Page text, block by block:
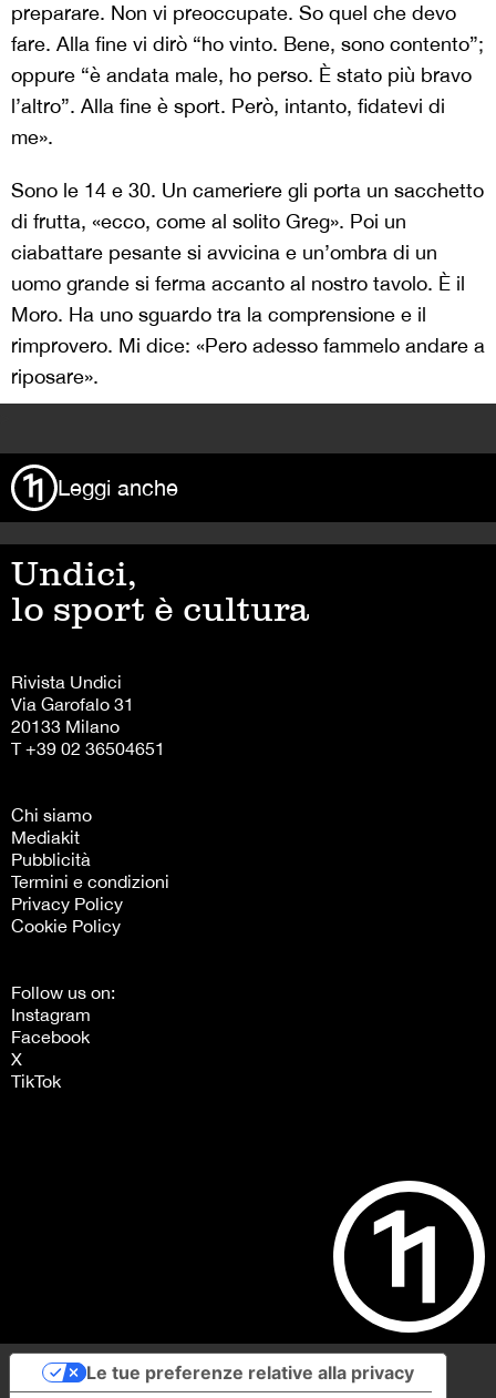
preparare. Non vi preoccupate. So quel che devo
fare. Alla fine vi dirò “ho vinto. Bene, sono contento”;
oppure “è andata male, ho perso. È stato più bravo
l’altro”. Alla fine è sport. Però, intanto, fidatevi di
me».
Sono le 14 e 30. Un cameriere gli porta un sacchetto
di frutta, «ecco, come al solito Greg». Poi un
ciabattare pesante si avvicina e un’ombra di un
uomo grande si ferma accanto al nostro tavolo. È il
Moro. Ha uno sguardo tra la comprensione e il
rimprovero. Mi dice: «Pero adesso fammelo andare a
riposare».
Leggi anche
Undici,
lo sport è cultura
Rivista Undici
Via Garofalo 31
20133 Milano
T +39 02 36504651
Chi siamo
Mediakit
Pubblicità
Termini e condizioni
Privacy Policy
Cookie Policy
Follow us on:
Instagram
Facebook
X
TikTok
Le tue preferenze relative alla privacy